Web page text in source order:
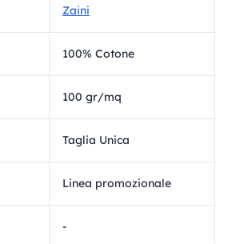
Zaini
100% Cotone
100 gr/mq
Taglia Unica
Linea promozionale
-